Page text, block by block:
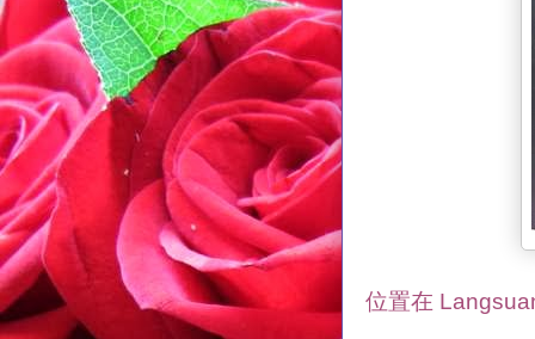
位置在